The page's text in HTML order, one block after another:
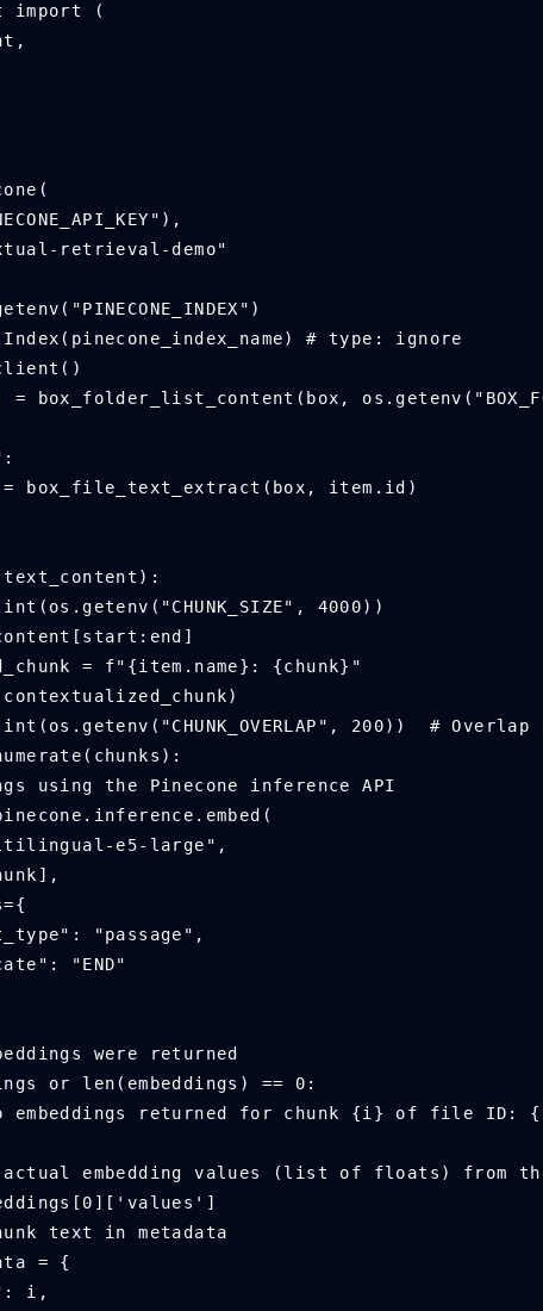
import (
retrieval-demo"
# type: ignore
str = box_file_text_extract(box, item.id)
start + int(os.getenv("CHUNK_SIZE", 4000))
= f"{item.name}: {chunk}"
= end - int(os.getenv("CHUNK_OVERLAP", 200))  #
enumerate(chunks):
embeddings using the Pinecone inference API
= pinecone.inference.embed(
model="multilingual-e5-large",
"input_type": "passage",
"truncate": "END"
if embeddings were returned
embeddings or len(embeddings) == 0:
print(f"No embeddings returned for chunk {i} of file
the actual embedding values (list of floats) from
= embeddings[0]['values']
the chunk text in metadata
= {
i,